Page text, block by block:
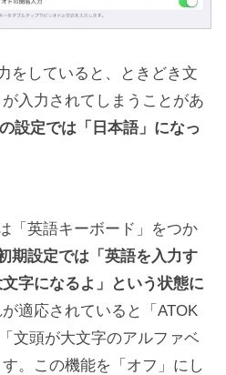
をしていると、ときどき文
入力されてしまうことがあ
設定では「日本語」になっ
「英語キーボード」をつか
期設定では「英語を入力す
字になるよ」という状態に
が適応されていると「ATOK
文頭が大文字のアルファベ
。この機能を「オフ」にし